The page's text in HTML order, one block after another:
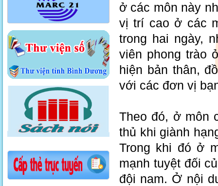
ở các môn này
vị trí cao ở các
trong hai ngày,
viên phong trào
hiện bản thân,
với các đơn vị
Theo đó, ở môn
thủ khi giành
Trong khi đó ở
mạnh tuyệt đối
đội nam. Ở nội